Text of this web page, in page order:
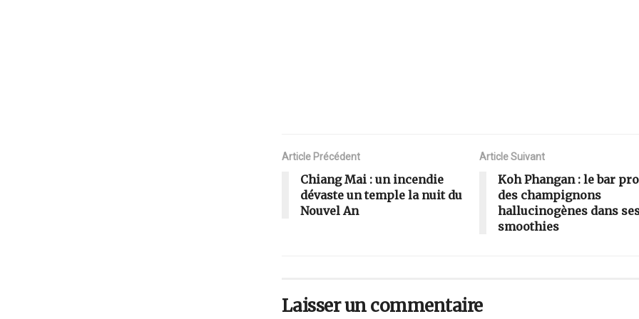
Article Précédent
Chiang Mai : un incendie
dévaste un temple la nuit du
Nouvel An
Article Suivant
Koh Phangan : le bar
des champignons
hallucinogènes dans
smoothies
Laisser un commentaire